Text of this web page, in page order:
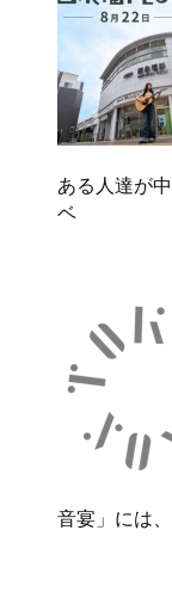
ある人達が
ベ
音宴」には